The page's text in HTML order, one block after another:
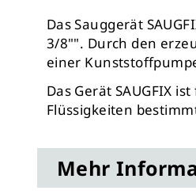
Das Sauggerät
3/8"". Durch den
einer
Das Gerät SAUGFIX
Flüssigkeiten
Mehr